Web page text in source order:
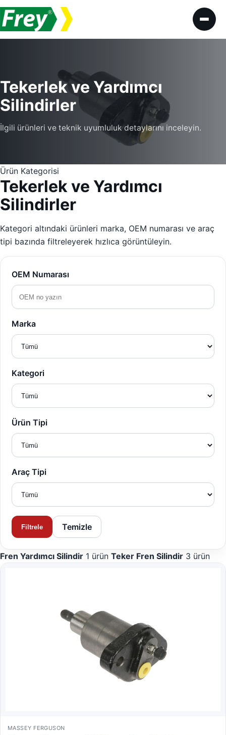
İçeriğe geç
Tekerlek ve Yardımcı
Silindirler
İlgili ürünleri ve teknik uyumluluk detaylarını inceleyin.
Ürün Kategorisi
Tekerlek ve Yardımcı
Silindirler
Kategori altındaki ürünleri marka, OEM numarası ve araç
tipi bazında filtreleyerek hızlıca görüntüleyin.
OEM Numarası
Marka
Kategori
Ürün Tipi
Araç Tipi
Filtrele Temizle
Fren Yardımcı Silindir 1 ürün Teker Fren Silindir 3 ürün
MASSEY FERGUSON